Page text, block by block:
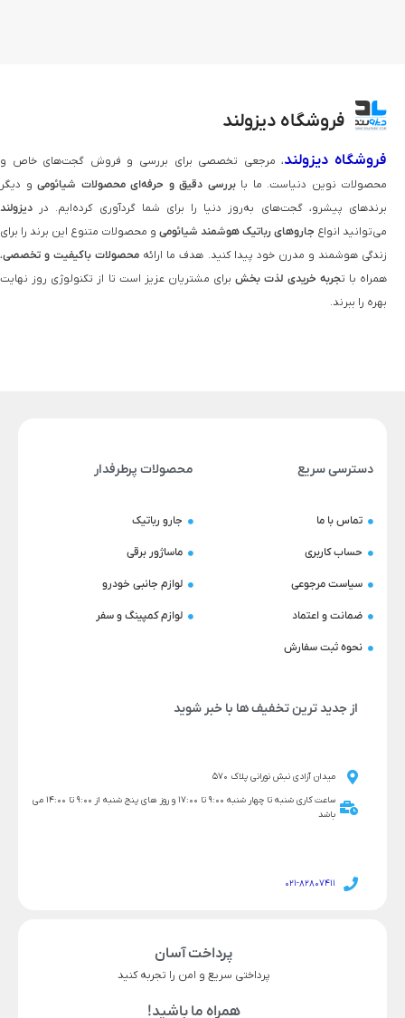
فروشگاه دیزولند
فروشگاه دیزولند، مرجعی تخصصی برای بررسی و فروش گجت‌های خاص و
محصولات نوین دنیاست. ما بابررسی دقیق و حرفه‌ای محصولات شیائومی و دیگر
برندهای پیشرو، گجت‌های به‌روز دنیا را برای شما گردآوری کرده‌ایم. در دیزولند
می‌توانید انواع جاروهای رباتیک هوشمند شیائومی و محصولات متنوع این برند را برای
زندگی هوشمند و مدرن خود پیدا کنید. هدف ما ارائه محصولات باکیفیت و تخصصی،
همراه با تجربه خریدی لذت‌ بخشبرای مشتریان عزیز است تا از تکنولوژی روز نهایت
بهره را ببرند.
دسترسی سریع
تماس با ما
حساب کاربری
سیاست مرجوعی
ضمانت و اعتماد
نحوه ثبت سفارش
محصولات پرطرفدار
جارو رباتیک
ماساژور برقی
لوازم جانبی خودرو
لوازم کمپینگ و سفر
از جدید ترین تخفیف ها با خبر شوید
میدان آزادی نبش نورانی پلاک 570
ساعت کاری شنبه تا چهار شنبه 9:00 تا 17:00 و روز های پنج شنبه از 9:00 تا 14:00 می
باشد
021-82807411
پرداخت آسان
پرداختی سریع و امن را تجربه کنید
همراه ما باشید!